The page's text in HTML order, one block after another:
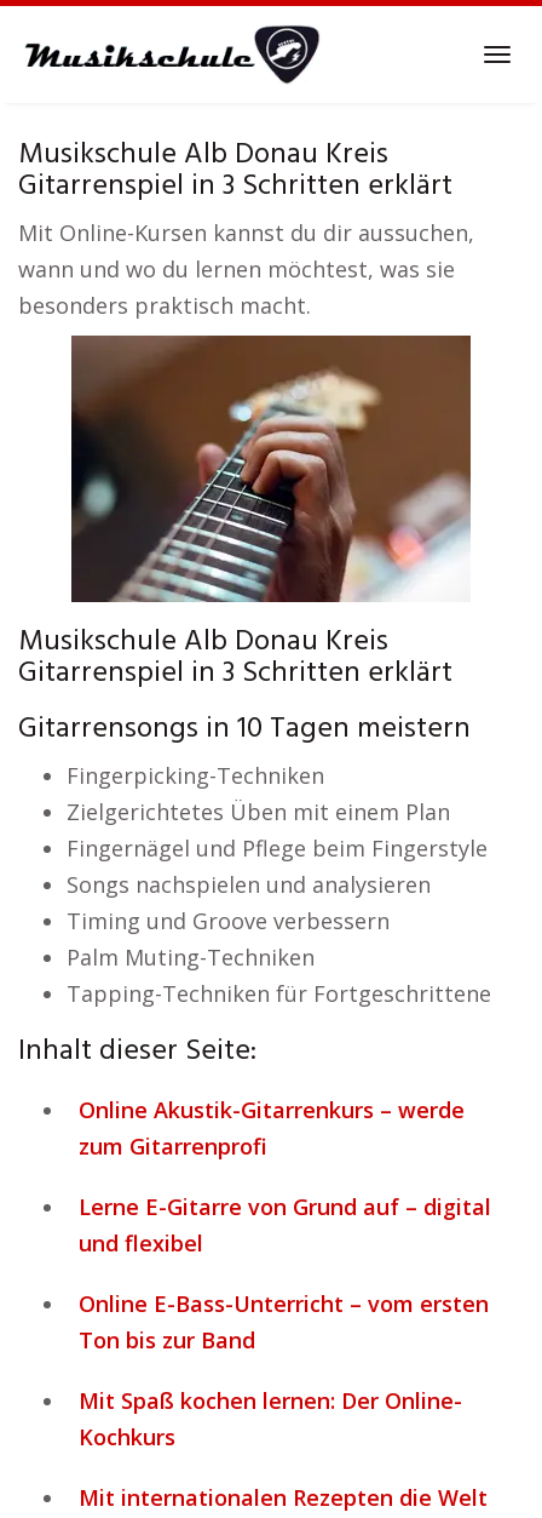
Musikschule Alb Donau Kreis
Gitarrenspiel in 3 Schritten erklärt
Mit Online-Kursen kannst du dir aussuchen,
wann und wo du lernen möchtest, was sie
besonders praktisch macht.
Musikschule Alb Donau Kreis
Gitarrenspiel in 3 Schritten erklärt
Gitarrensongs in 10 Tagen meistern
Fingerpicking-Techniken
Zielgerichtetes Üben mit einem Plan
Fingernägel und Pflege beim Fingerstyle
Songs nachspielen und analysieren
Timing und Groove verbessern
Palm Muting-Techniken
Tapping-Techniken für Fortgeschrittene
Inhalt dieser Seite:
Online Akustik-Gitarrenkurs – werde
zum Gitarrenprofi
Lerne E-Gitarre von Grund auf – digital
und flexibel
Online E-Bass-Unterricht – vom ersten
Ton bis zur Band
Mit Spaß kochen lernen: Der Online-
Kochkurs
Mit internationalen Rezepten die Welt